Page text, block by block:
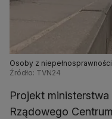
Osoby z
Źródło: TVN24
Projekt
Rządowego